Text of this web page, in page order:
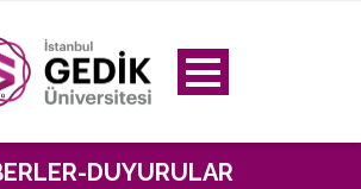
DUYURULAR